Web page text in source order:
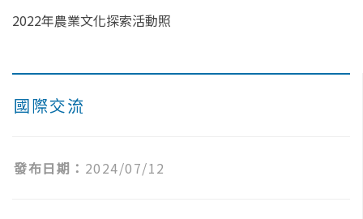
國際交流
發布日期： 2024/07/12
2022年農業文化探索活動照